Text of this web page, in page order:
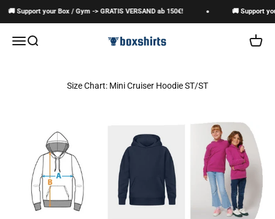
Zum Inhalt springen
🚚 Support your Box / Gym -> GRATIS VERSAND ab 150€! 🚚 Support
Navigationsmenü öffnen
Suche öffnen boxshirts
Size Chart: Mini Cruiser Hoodie ST/ST